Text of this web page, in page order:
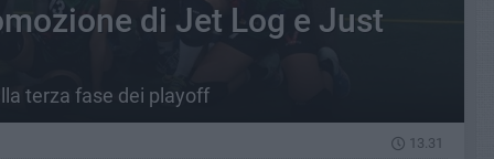
di Jet Log e Just
terza fase dei playoff
13.31